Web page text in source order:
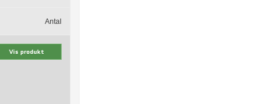
Antal
Vis produkt